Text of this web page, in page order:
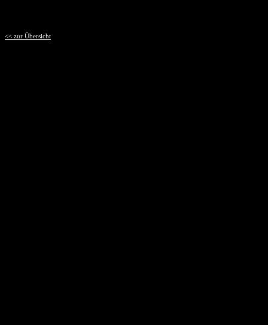
<< zur Übersicht